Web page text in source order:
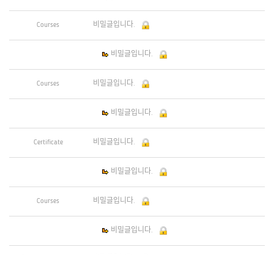
Courses 비밀글입니다.
비밀글입니다.
Courses 비밀글입니다.
비밀글입니다.
Certificate 비밀글입니다.
비밀글입니다.
Courses 비밀글입니다.
비밀글입니다.